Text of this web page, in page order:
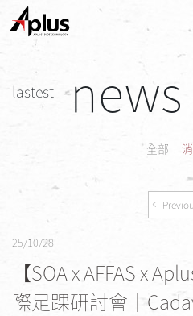
最新消
產品
患者專
投資人/公
人才
lastest news
全部
25/10/28
【SOA x AFFAS x
際足踝研討會｜